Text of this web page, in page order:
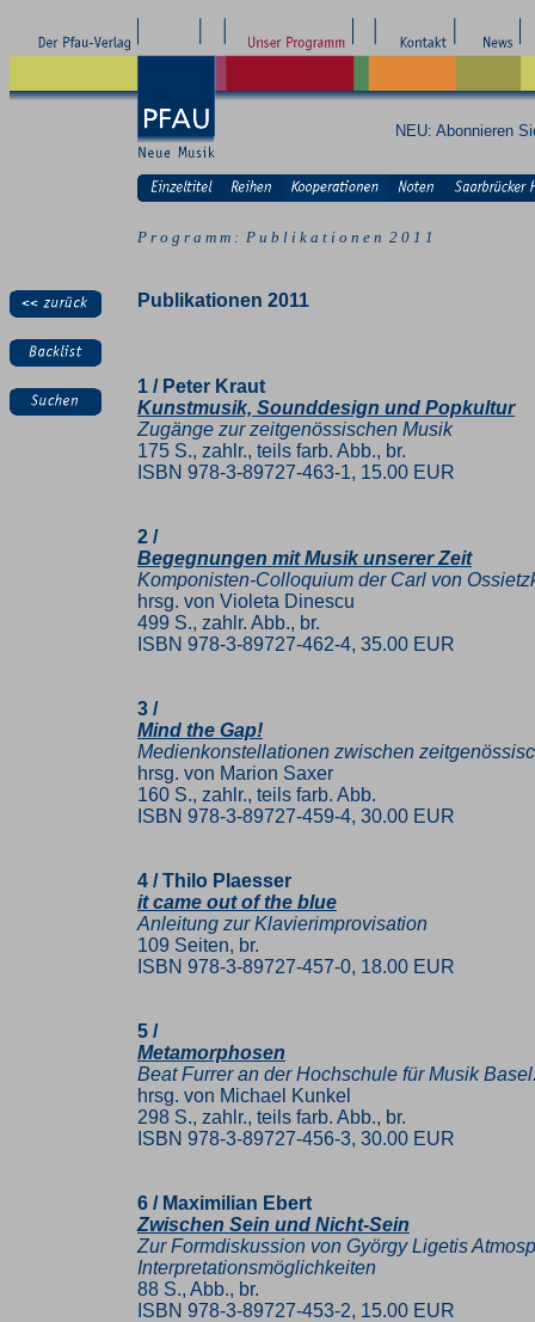
NEU: Abonnieren
P r o g r a m m : P u b l i k a t i o n e n 2 0 1 1
Publikationen 2011
1 / Peter Kraut
Kunstmusik, Sounddesign und Popkultur
Zugänge zur zeitgenössischen Musik
175 S., zahlr., teils farb. Abb., br.
ISBN 978-3-89727-463-1, 15.00 EUR
2 /
Begegnungen mit Musik unserer Zeit
Komponisten-Colloquium der Carl von
hrsg. von Violeta Dinescu
499 S., zahlr. Abb., br.
ISBN 978-3-89727-462-4, 35.00 EUR
3 /
Mind the Gap!
Medienkonstellationen zwischen
hrsg. von Marion Saxer
160 S., zahlr., teils farb. Abb.
ISBN 978-3-89727-459-4, 30.00 EUR
4 / Thilo Plaesser
it came out of the blue
Anleitung zur Klavierimprovisation
109 Seiten, br.
ISBN 978-3-89727-457-0, 18.00 EUR
5 /
Metamorphosen
Beat Furrer an der Hochschule für Musik
hrsg. von Michael Kunkel
298 S., zahlr., teils farb. Abb., br.
ISBN 978-3-89727-456-3, 30.00 EUR
6 / Maximilian Ebert
Zwischen Sein und Nicht-Sein
Zur Formdiskussion von György Ligetis
Interpretationsmöglichkeiten
88 S., Abb., br.
ISBN 978-3-89727-453-2, 15.00 EUR